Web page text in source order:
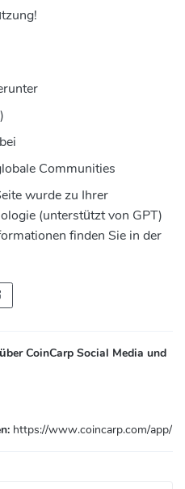
Communities
wurde zu Ihrer
(unterstützt von GPT)
finden Sie in der
CoinCarp Social Media und
https://www.coincarp.com/app/